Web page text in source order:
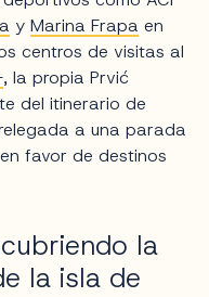
y Marina Frapa en
centros de visitas al
, la propia Prvić
del itinerario de
a una parada
favor de destinos
la
la isla de